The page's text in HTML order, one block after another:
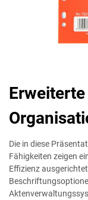
Erweiterte
Die in diese
Fähigkeiten zeigen
Effizienz